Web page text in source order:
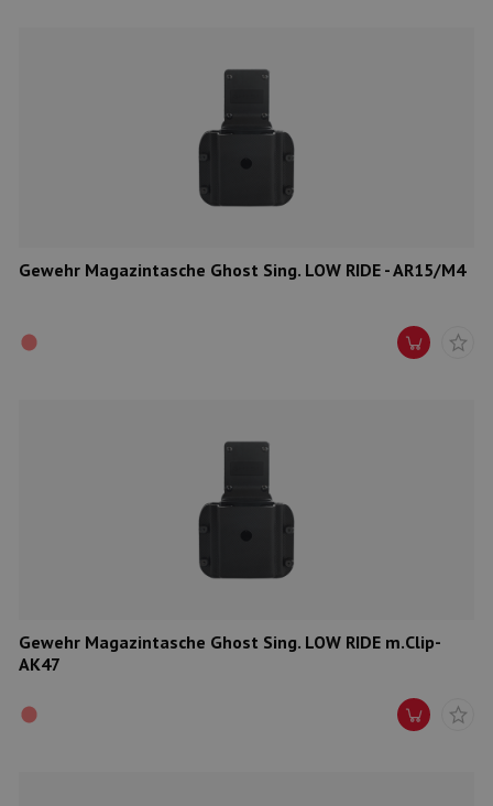
Gewehr Magazintasche Ghost Sing. LOW RIDE - AR15/M4
Gewehr Magazintasche Ghost Sing. LOW RIDE m.Clip-
AK47